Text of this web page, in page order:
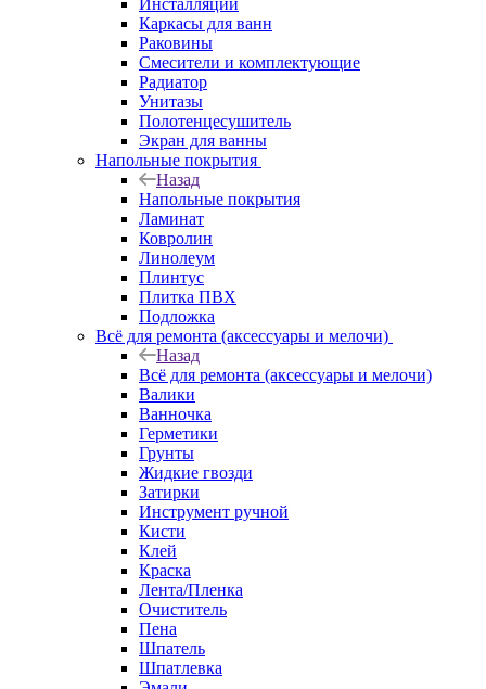
Инсталляции
Каркасы для ванн
Раковины
Смесители и комплектующие
Радиатор
Унитазы
Полотенцесушитель
Экран для ванны
Напольные покрытия
Назад
Напольные покрытия
Ламинат
Ковролин
Линолеум
Плинтус
Плитка ПВХ
Подложка
Всё для ремонта (аксессуары и мелочи)
Назад
Всё для ремонта (аксессуары и мелочи)
Валики
Ванночка
Герметики
Грунты
Жидкие гвозди
Затирки
Инструмент ручной
Кисти
Клей
Краска
Лента/Пленка
Очиститель
Пена
Шпатель
Шпатлевка